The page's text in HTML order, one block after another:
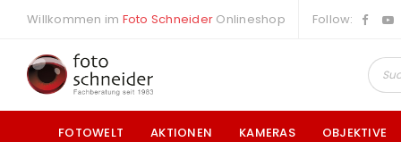
Willkommen im Foto Schneider Onlineshop Follow:
FOTOWELT AKTIONEN KAMERAS OBJEKTIVE